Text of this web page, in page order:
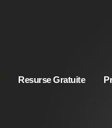
Resurse Gratuite